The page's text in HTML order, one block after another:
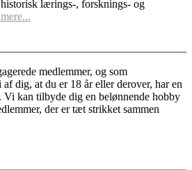
lærings-, forsknings- og
medlemmer, og som
dig, at du er 18 år eller derover, har en
Vi kan tilbyde dig en belønnende hobby
der er tæt strikket sammen